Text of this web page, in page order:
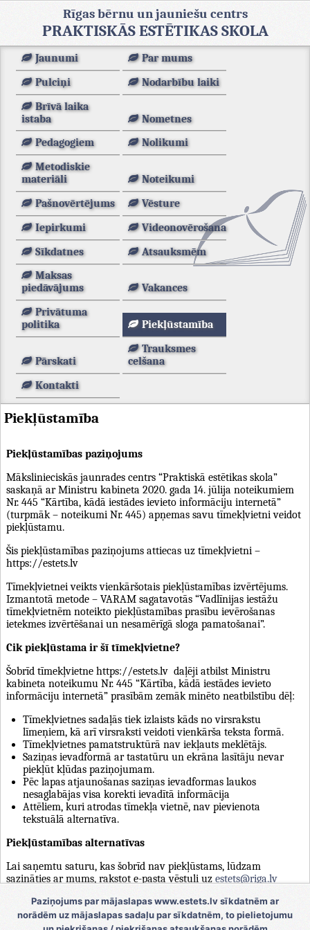
Rīgas bērnu un jauniešu centrs
PRAKTISKĀS ESTĒTIKAS SKOLA
Jaunumi
Par mums
Pulciņi
Nodarbību laiki
Brīvā laika
istaba
Nometnes
Pedagogiem
Nolikumi
Metodiskie
materiāli
Noteikumi
Pašnovērtējums
Vēsture
Iepirkumi
Videonovērošana
Sīkdatnes
Atsauksmēm
Maksas
piedāvājums
Vakances
Privātuma
politika
Piekļūstamība
Pārskati
Trauksmes
celšana
Kontakti
Piekļūstamība
Piekļūstamības paziņojums
Mākslinieciskās jaunrades centrs “Praktiskā estētikas skola”
saskaņā ar Ministru kabineta 2020. gada 14. jūlija noteikumiem
Nr. 445 “Kārtība, kādā iestādes ievieto informāciju internetā”
(turpmāk – noteikumi Nr. 445) apņemas savu tīmekļvietni veidot
piekļūstamu.
Šis piekļūstamības paziņojums attiecas uz tīmekļvietni –
https://estets.lv
Tīmekļvietnei veikts vienkāršotais piekļūstamības izvērtējums.
Izmantotā metode – VARAM sagatavotās “Vadlīnijas iestāžu
tīmekļvietnēm noteikto piekļūstamības prasību ievērošanas
ietekmes izvērtēšanai un nesamērīgā sloga pamatošanai”.
Cik piekļūstama ir šī tīmekļvietne?
Šobrīd tīmekļvietne https://estets.lv daļēji atbilst Ministru
kabineta noteikumu Nr. 445 “Kārtība, kādā iestādes ievieto
informāciju internetā” prasībām zemāk minēto neatbilstību dēļ:
Tīmekļvietnes sadaļās tiek izlaists kāds no virsrakstu
līmeņiem, kā arī virsraksti veidoti vienkārša teksta formā.
Tīmekļvietnes pamatstruktūrā nav iekļauts meklētājs.
Saziņas ievadformā ar tastatūru un ekrāna lasītāju nevar
piekļūt kļūdas paziņojumam.
Pēc lapas atjaunošanas saziņas ievadformas laukos
nesaglabājas visa korekti ievadītā informācija
Attēliem, kuri atrodas tīmekļa vietnē, nav pievienota
tekstuālā alternatīva.
Piekļūstamības alternatīvas
Lai saņemtu saturu, kas šobrīd nav piekļūstams, lūdzam
sazināties ar mums, rakstot e-pasta vēstuli uz estets@riga.lv
Atsauksmēm un saziņai
Mēs nepārtraukti cenšamies uzlabot šīs tīmekļvietnes
Paziņojums par mājaslapas www.estets.lv sīkdatnēm ar
norādēm uz mājaslapas sadaļu par sīkdatnēm, to pielietojumu